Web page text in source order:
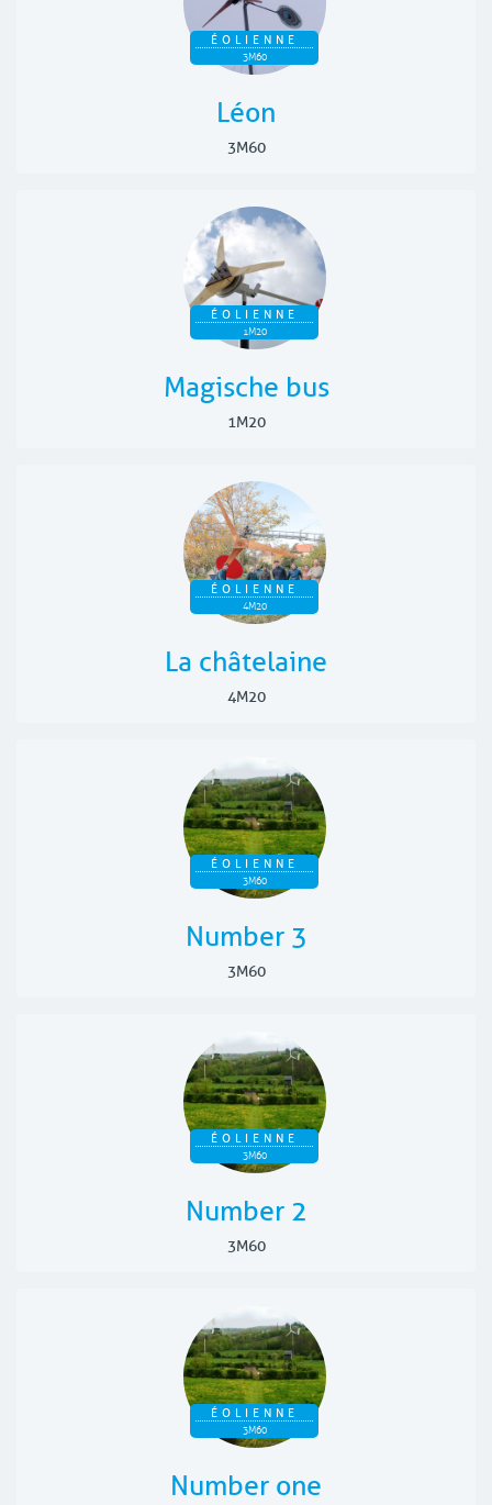
ÉOLIENNE
3M60
Léon
3M60
ÉOLIENNE
1M20
Magische bus
1M20
ÉOLIENNE
4M20
La châtelaine
4M20
ÉOLIENNE
3M60
Number 3
3M60
ÉOLIENNE
3M60
Number 2
3M60
ÉOLIENNE
3M60
Number one